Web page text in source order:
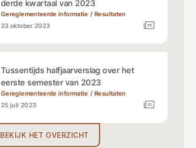
derde kwartaal van 2023
Gereglementeerde informatie
Resultaten
23 oktober 2023
Tussentijds halfjaarverslag over het
eerste semester van 2023
Gereglementeerde informatie
Resultaten
25 juli 2023
BEKIJK HET OVERZICHT